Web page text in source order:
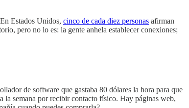
Estados Unidos, cinco de cada diez personas afirman
pero no lo es: la gente anhela establecer conexiones;
de software que gastaba 80 dólares la hora para que
la semana por recibir contacto físico. Hay páginas web,